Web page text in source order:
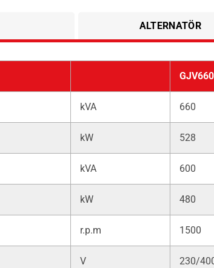
ALTERNATÖR
kVA 660
kW 528
kVA 600
kW 480
r.p.m 1500
V 230/